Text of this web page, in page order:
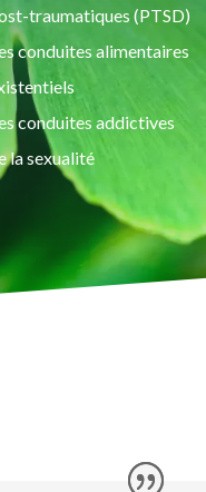
traumatiques (PTSD)
conduites alimentaires
conduites addictives
la sexualité